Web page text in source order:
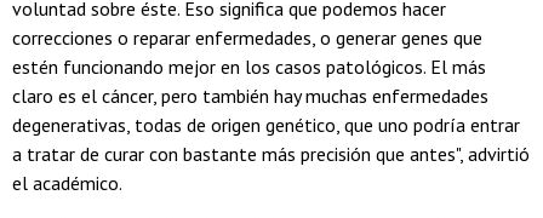
voluntad sobre éste. Eso significa que podemos hacer
correcciones o reparar enfermedades, o generar genes que
estén funcionando mejor en los casos patológicos. El más
claro es el cáncer, pero también hay muchas enfermedades
degenerativas, todas de origen genético, que uno podría entrar
a tratar de curar con bastante más precisión que antes", advirtió
el académico.